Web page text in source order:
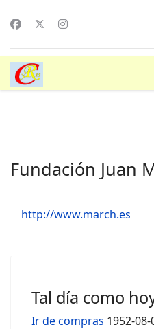
Fundación Juan
http://www.march.es
Tal día como
Ir de compras 1952-08-